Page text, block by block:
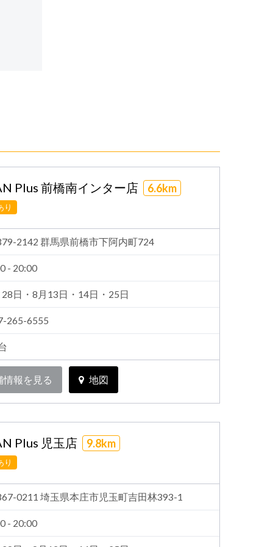
Plus 前橋南インター店 6.6km
り
2142 群馬県前橋市下阿内町724
- 20:00
日・8月13日・14日・25日
265-6555
情報を見る 地図
Plus 児玉店 9.8km
り
0211 埼玉県本庄市児玉町吉田林393-1
- 20:00